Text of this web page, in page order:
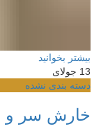
بیشتر بخوانید
13 جولای
دسته بندی نشده
خارش سر و